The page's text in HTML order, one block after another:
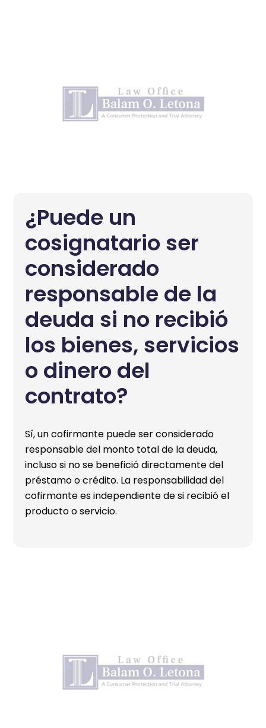
¿Puede un
cosignatario ser
considerado
responsable de la
deuda si no recibió
los bienes, servicios
o dinero del
contrato?
Sí, un cofirmante puede ser considerado
responsable del monto total de la deuda,
incluso si no se benefició directamente del
préstamo o crédito. La responsabilidad del
cofirmante es independiente de si recibió el
producto o servicio.